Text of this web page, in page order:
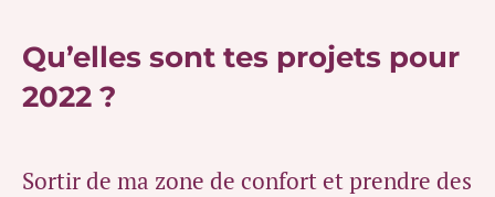
Qu’elles sont tes projets pour
2022 ?
Sortir de ma zone de confort et prendre des